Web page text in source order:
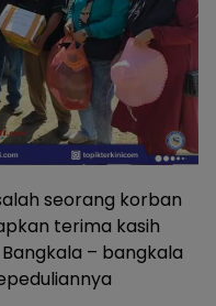
seorang korban
terima kasih
Bangkala – bangkala